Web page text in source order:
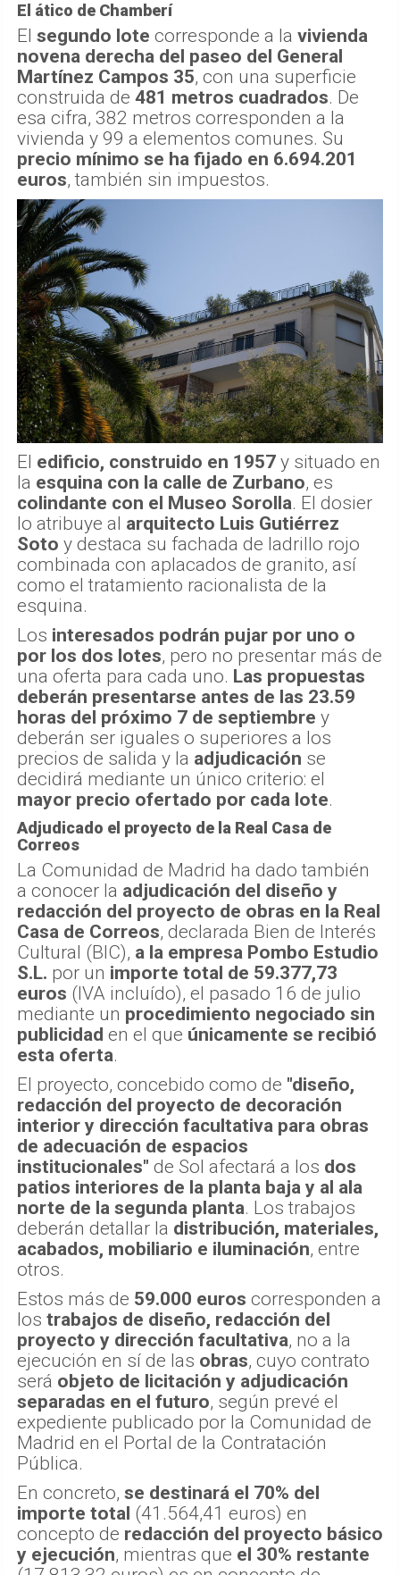
El ático de Chamberí
El segundo lote corresponde a la vivienda
novena derecha del paseo del General
Martínez Campos 35, con una superficie
construida de 481 metros cuadrados. De
esa cifra, 382 metros corresponden a la
vivienda y 99 a elementos comunes. Su
precio mínimo se ha fijado en 6.694.201
euros, también sin impuestos.
El edificio, construido en 1957 y situado en
la esquina con la calle de Zurbano, es
colindante con el Museo Sorolla. El dosier
lo atribuye al arquitecto Luis Gutiérrez
Soto y destaca su fachada de ladrillo rojo
combinada con aplacados de granito, así
como el tratamiento racionalista de la
esquina.
Los interesados podrán pujar por uno o
por los dos lotes, pero no presentar más de
una oferta para cada uno. Las propuestas
deberán presentarse antes de las 23.59
horas del próximo 7 de septiembre y
deberán ser iguales o superiores a los
precios de salida y la adjudicación se
decidirá mediante un único criterio: el
mayor precio ofertado por cada lote.
Adjudicado el proyecto de la Real Casa de
Correos
La Comunidad de Madrid ha dado también
a conocer la adjudicación del diseño y
redacción del proyecto de obras en la Real
Casa de Correos, declarada Bien de Interés
Cultural (BIC), a la empresa Pombo Estudio
S.L. por un importe total de 59.377,73
euros (IVA incluído), el pasado 16 de julio
mediante un procedimiento negociado sin
publicidad en el que únicamente se recibió
esta oferta.
El proyecto, concebido como de "diseño,
redacción del proyecto de decoración
interior y dirección facultativa para obras
de adecuación de espacios
institucionales" de Sol afectará a los dos
patios interiores de la planta baja y al ala
norte de la segunda planta. Los trabajos
deberán detallar la distribución, materiales,
acabados, mobiliario e iluminación, entre
otros.
Estos más de 59.000 euros corresponden a
los trabajos de diseño, redacción del
proyecto y dirección facultativa, no a la
ejecución en sí de las obras, cuyo contrato
será objeto de licitación y adjudicación
separadas en el futuro, según prevé el
expediente publicado por la Comunidad de
Madrid en el Portal de la Contratación
Pública.
En concreto, se destinará el 70% del
importe total (41.564,41 euros) en
concepto de redacción del proyecto básico
y ejecución, mientras que el 30% restante